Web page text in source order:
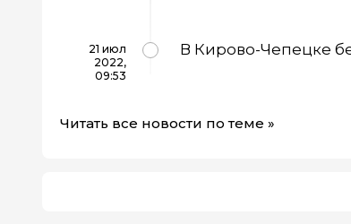
21 июл
2022,
09:53
В Кирово-Чепецке
Читать все новости по теме »